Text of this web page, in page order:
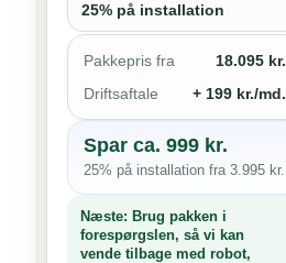
25% på installation
Pakkepris fra
18.095 kr.
Driftsaftale
+ 199 kr./md.
Spar ca. 999 kr.
25% på installation fra 3.995 kr.
Næste: Brug pakken i
forespørgslen, så vi kan
vende tilbage med robot,